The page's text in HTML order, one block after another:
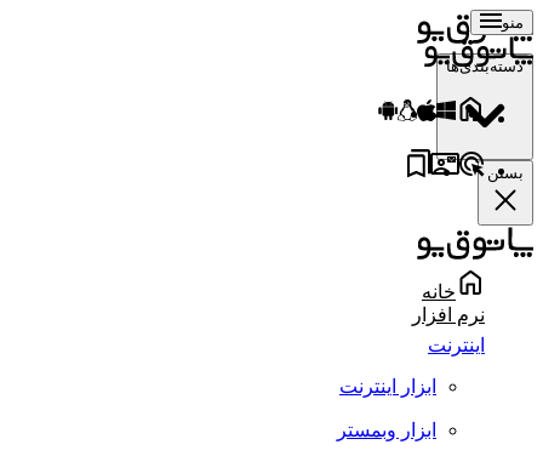
منو
دسته‌بندی‌ها
بستن
خانه
نرم افزار
اینترنت
ابزار اینترنت
ابزار وبمستر